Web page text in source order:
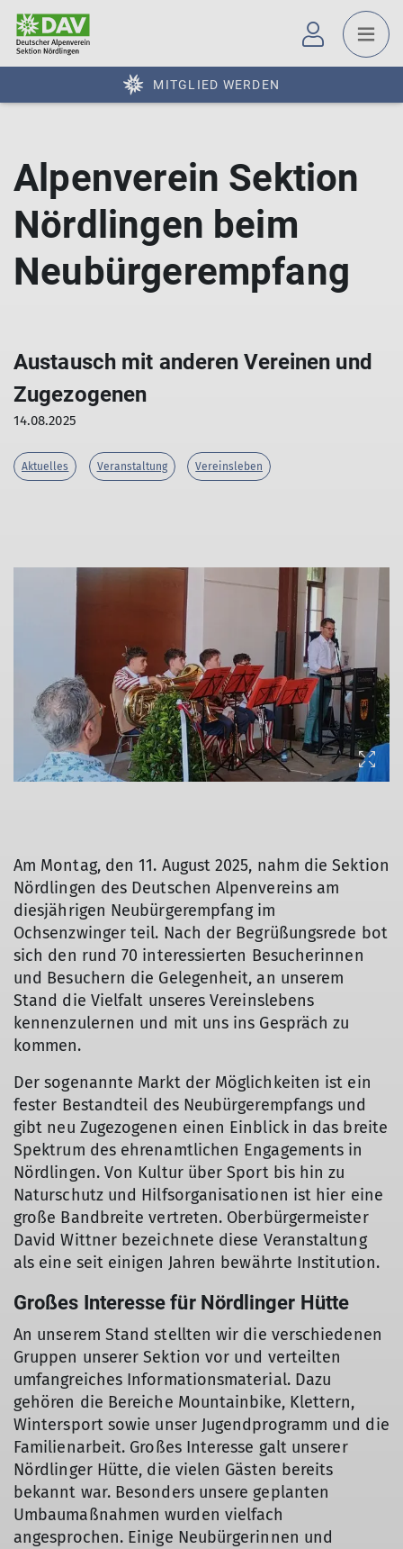
MITGLIED WERDEN
Alpenverein Sektion
Nördlingen beim
Neubürgerempfang
Austausch mit anderen Vereinen und
Zugezogenen
14.08.2025
Aktuelles Veranstaltung Vereinsleben
© Jürgen Stahl, DAV Nördlingen
Am Montag, den 11. August 2025, nahm die Sektion
Nördlingen des Deutschen Alpenvereins am
diesjährigen Neubürgerempfang im
Ochsenzwinger teil. Nach der Begrüßungsrede bot
sich den rund 70 interessierten Besucherinnen
und Besuchern die Gelegenheit, an unserem
Stand die Vielfalt unseres Vereinslebens
kennenzulernen und mit uns ins Gespräch zu
kommen.
Der sogenannte Markt der Möglichkeiten ist ein
fester Bestandteil des Neubürgerempfangs und
gibt neu Zugezogenen einen Einblick in das breite
Spektrum des ehrenamtlichen Engagements in
Nördlingen. Von Kultur über Sport bis hin zu
Naturschutz und Hilfsorganisationen ist hier eine
große Bandbreite vertreten. Oberbürgermeister
David Wittner bezeichnete diese Veranstaltung
als eine seit einigen Jahren bewährte Institution.
Großes Interesse für Nördlinger Hütte
An unserem Stand stellten wir die verschiedenen
Gruppen unserer Sektion vor und verteilten
umfangreiches Informationsmaterial. Dazu
gehören die Bereiche Mountainbike, Klettern,
Wintersport sowie unser Jugendprogramm und die
Familienarbeit. Großes Interesse galt unserer
Nördlinger Hütte, die vielen Gästen bereits
bekannt war. Besonders unsere geplanten
Umbaumaßnahmen wurden vielfach
angesprochen. Einige Neubürgerinnen und